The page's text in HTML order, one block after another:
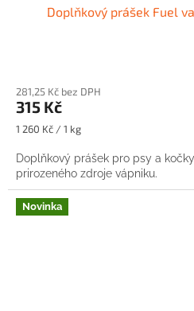
Doplňkový prášek Fuel
281,25 Kč bez DPH
315 Kč
Měrná
1 260 Kč / 1 kg
Doplňkový prášek pro psy a
prirozeného zdroje vápniku.
Novinka